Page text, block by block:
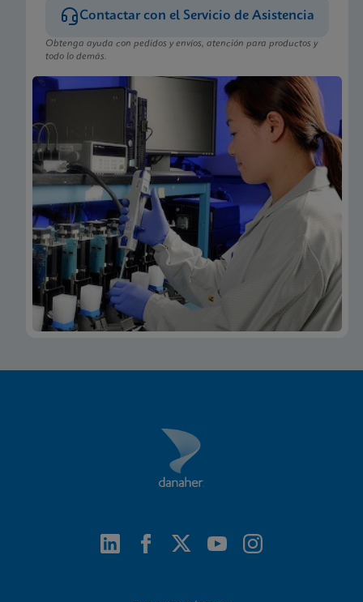
Xpert Xpress CoV-2/Flu/RSV plus IFU HC (English-
Canada) (GeneXpert or Infinity System)
ENG
Prospecto
Xpert Xpress CoV-2/Flu/RSV plus IFU CE-IVD
(Spanish) (GeneXpert System with Touchscreen)
ES_ES
Prospecto
Xpert Xpress CoV-2/Flu/RSV plus IFU CE-IVD
Xpert Xpress CoV-2/Flu/RSV plus IFU CE-IVD
(Italian) (GeneXpert System with Touchscreen)
Contactar con el Servicio de Asistencia
Obtenga ayuda con pedidos y envíos, atención para productos y
todo lo demás.